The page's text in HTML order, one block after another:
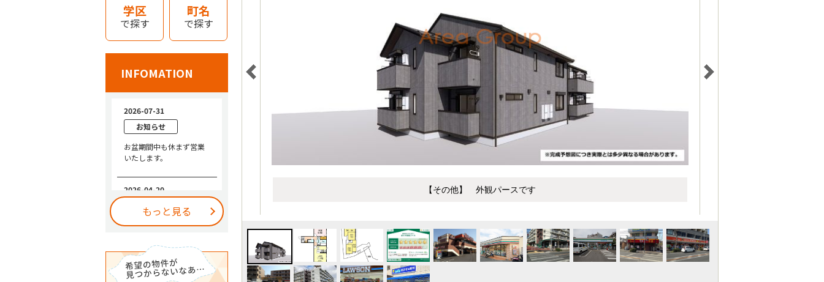
【その他】 外観パースです
学区
で探す
町名
で探す
INFOMATION
もっと見る